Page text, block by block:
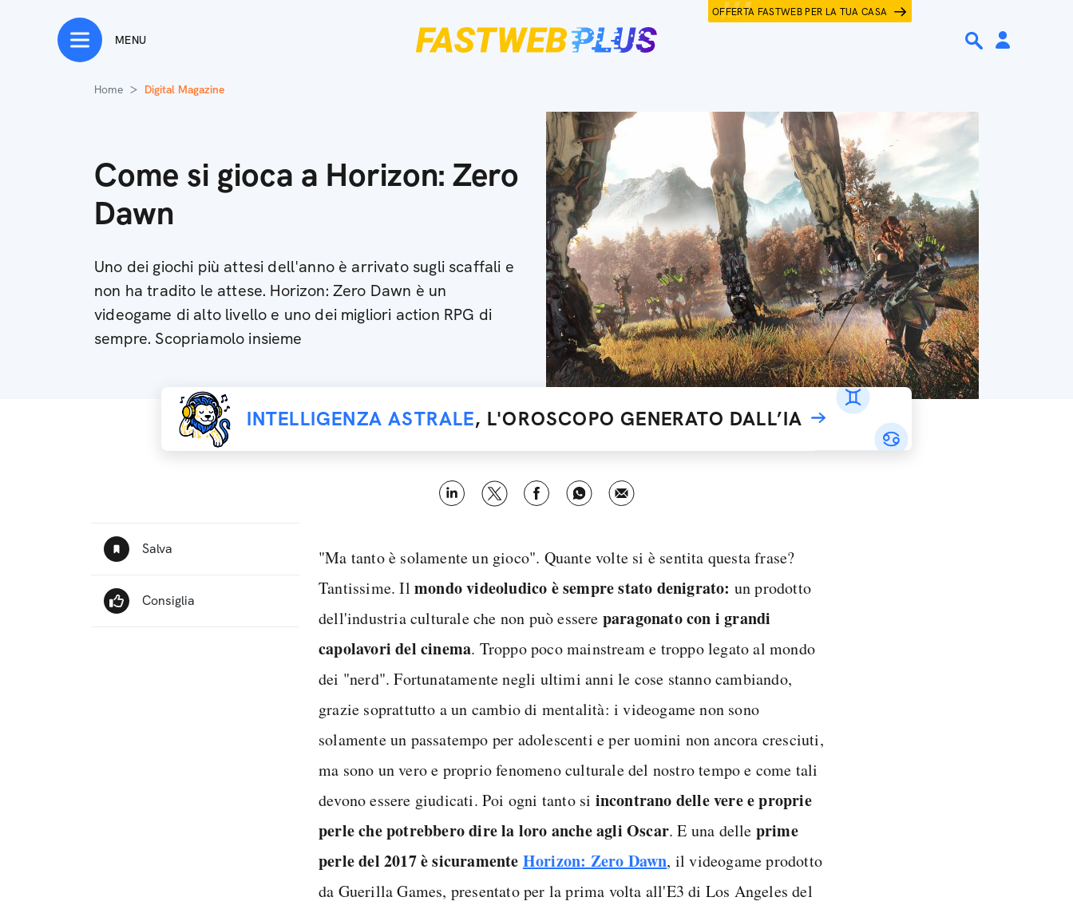
OFFERTA FASTWEB PER LA TUA CASA
MENU
Home Digital Magazine
Come si gioca a Horizon: Zero
Dawn
Uno dei giochi più attesi dell'anno è arrivato sugli scaffali e
non ha tradito le attese. Horizon: Zero Dawn è un
videogame di alto livello e uno dei migliori action RPG di
sempre. Scopriamolo insieme
INTELLIGENZA ASTRALE, L'OROSCOPO GENERATO DALL’IA
"Ma tanto è solamente un gioco". Quante volte si è sentita questa frase?
Tantissime. Il mondo videoludico è sempre stato denigrato: un prodotto
dell'industria culturale che non può essere paragonato con i grandi
capolavori del cinema. Troppo poco mainstream e troppo legato al mondo
dei "nerd". Fortunatamente negli ultimi anni le cose stanno cambiando,
grazie soprattutto a un cambio di mentalità: i videogame non sono
solamente un passatempo per adolescenti e per uomini non ancora cresciuti,
ma sono un vero e proprio fenomeno culturale del nostro tempo e come tali
devono essere giudicati. Poi ogni tanto si incontrano delle vere e proprie
perle che potrebbero dire la loro anche agli Oscar. E una delle prime
perle del 2017 è sicuramente Horizon: Zero Dawn, il videogame prodotto
da Guerilla Games, presentato per la prima volta all'E3 di Los Angeles del